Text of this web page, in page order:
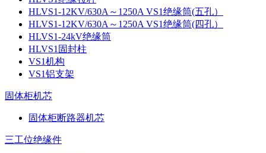
HLVS1-12KV/630A～1250A VS1绝缘筒(五孔）
HLVS1-12KV/630A～1250A VS1绝缘筒(四孔）
HLVS1-24kV绝缘筒
HLVS1固封柱
VS1机构
VS1铝支架
固体柜机芯
固体柜断路器机芯
三工位绝缘件